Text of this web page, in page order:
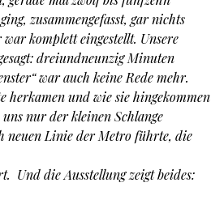
zusammengefasst, gar nichts
komplett eingestellt. Unsere
dreiundneunzig Minuten
war auch keine Rede mehr.
herkamen und wie sie hingekommen
nur der kleinen Schlange
neuen Linie der Metro führte, die
Und die Ausstellung zeigt beides: